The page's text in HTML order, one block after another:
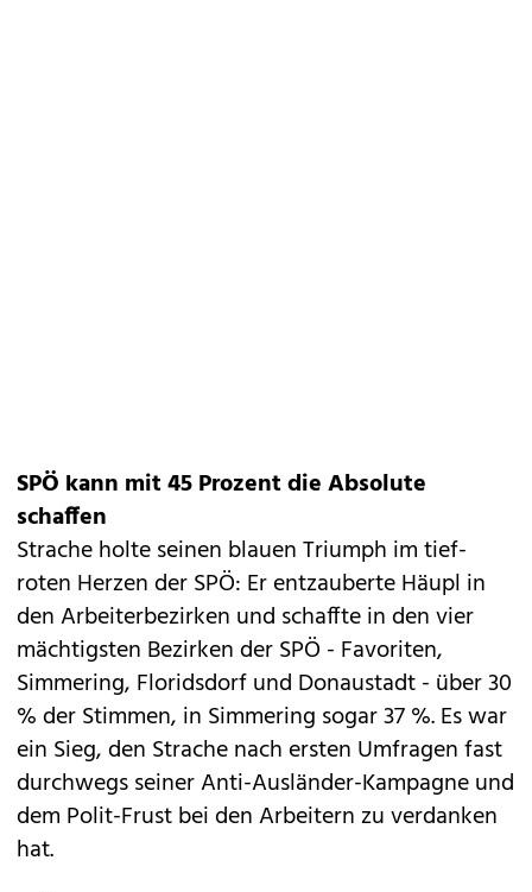
SPÖ kann mit 45 Prozent die Absolute
schaffen
Strache holte seinen blauen Triumph im tief-
roten Herzen der SPÖ: Er entzauberte Häupl in
den Arbeiterbezirken und schaffte in den vier
mächtigsten Bezirken der SPÖ - Favoriten,
Simmering, Floridsdorf und Donaustadt - über 30
% der Stimmen, in Simmering sogar 37 %. Es war
ein Sieg, den Strache nach ersten Umfragen fast
durchwegs seiner Anti-Ausländer-Kampagne und
dem Polit-Frust bei den Arbeitern zu verdanken
hat.